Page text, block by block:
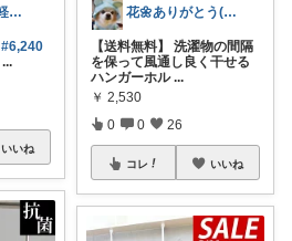
かな𖧷心まで軽くなる暮らしの記録🌿
#6,240
...
いいね
花🌼ありがとう(*･ω･)*_ _)ﾍ
【送料無料】 洗濯物の間隔
を保って風通し良く干せる
ハンガーホル ...
￥ 2,530
0 0 26
コレ いいね